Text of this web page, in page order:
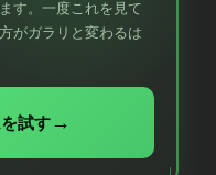
す。一度これを見て
がガラリと変わるは
試す→